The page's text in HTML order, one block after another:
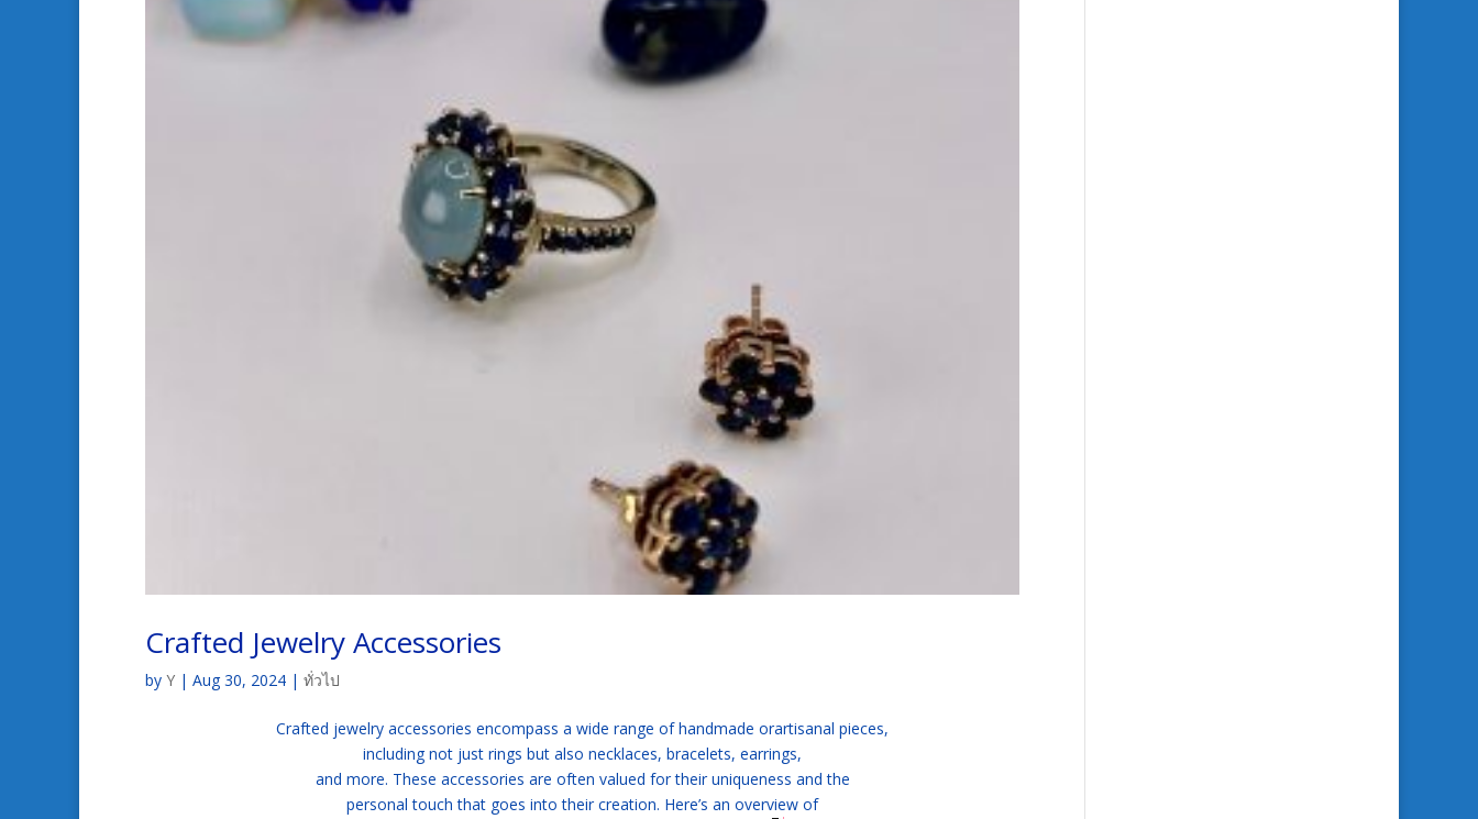
Crafted Jewelry Accessories
by Y | Aug 30, 2024 | ทั่วไป
Crafted jewelry accessories encompass a wide range of handmade orartisanal pieces,
including not just rings but also necklaces, bracelets, earrings,
and more. These accessories are often valued for their uniqueness and the
personal touch that goes into their creation. Here’s an overview of